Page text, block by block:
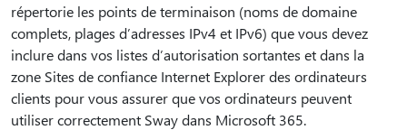
répertorie les points de terminaison (noms de domaine
complets, plages d’adresses IPv4 et IPv6) que vous devez
inclure dans vos listes d’autorisation sortantes et dans la
zone Sites de confiance Internet Explorer des ordinateurs
clients pour vous assurer que vos ordinateurs peuvent
utiliser correctement Sway dans Microsoft 365.